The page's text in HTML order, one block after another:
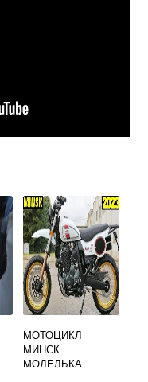
МОТОЦИКЛ
МИНСК
МОДЕЛЬКА